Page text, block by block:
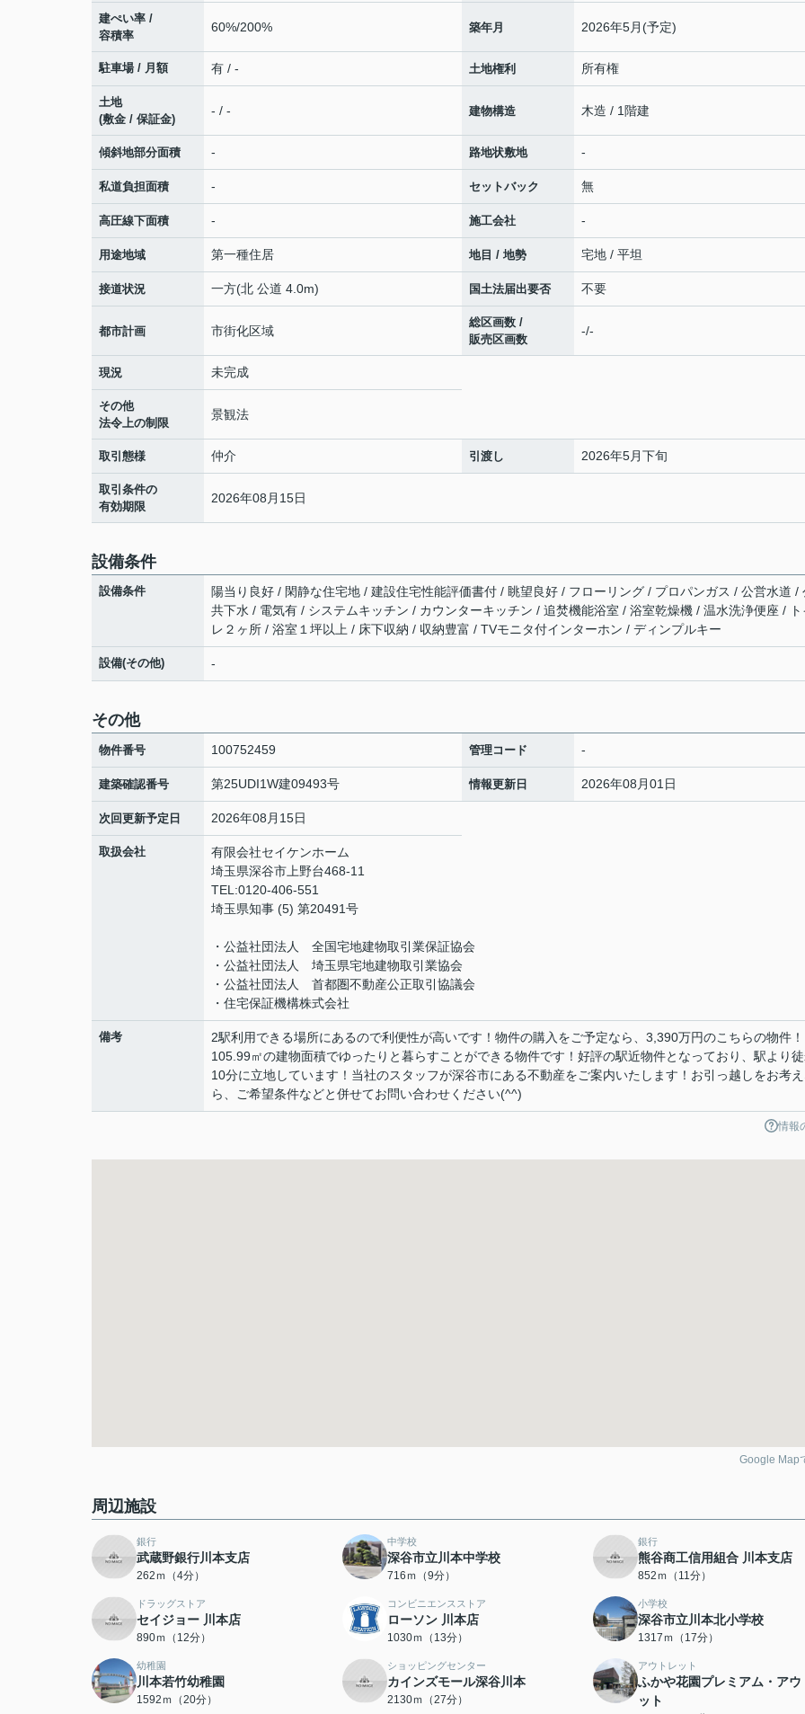
建ぺい率 /
容積率
60%/200% 築年月 2026年5月(予定)
駐車場 / 月額 有 / - 土地権利 所有権
土地
(敷金 / 保証金)
- / - 建物構造 木造 / 1階建
傾斜地部分面積 - 路地状敷地 -
私道負担面積 - セットバック 無
高圧線下面積 - 施工会社 -
用途地域 第一種住居 地目 / 地勢 宅地 / 平坦
接道状況 一方(北 公道 4.0m) 国土法届出要否 不要
都市計画 市街化区域
総区画数 /
販売区画数
-/-
現況 未完成
その他
法令上の制限
景観法
取引態様 仲介 引渡し 2026年5月下旬
取引条件の
有効期限
2026年08月15日
設備条件
設備条件
陽当り良好 / 閑静な住宅地 / 建設住宅性能評価書付 / 眺望良好 / フローリング / プロパンガス / 公営水道 /
共下水 / 電気有 / システムキッチン / カウンターキッチン / 追焚機能浴室 / 浴室乾燥機 / 温水洗浄便座 / ト
レ２ヶ所 / 浴室１坪以上 / 床下収納 / 収納豊富 / TVモニタ付インターホン / ディンプルキー
設備(その他) -
その他
物件番号 100752459 管理コード -
建築確認番号 第25UDI1W建09493号 情報更新日 2026年08月01日
次回更新予定日 2026年08月15日
取扱会社
有限会社セイケンホーム
埼玉県深谷市上野台468-11
TEL:0120-406-551
埼玉県知事 (5) 第20491号
・公益社団法人 全国宅地建物取引業保証協会
・公益社団法人 埼玉県宅地建物取引業協会
・公益社団法人 首都圏不動産公正取引協議会
・住宅保証機構株式会社
備考
2駅利用できる場所にあるので利便性が高いです！物件の購入をご予定なら、3,390万円のこちらの物件！
105.99㎡の建物面積でゆったりと暮らすことができる物件です！好評の駅近物件となっており、駅より
10分に立地しています！当社のスタッフが深谷市にある不動産をご案内いたします！お引っ越しをお考
ら、ご希望条件などと併せてお問い合わせください(^^)
情報
Google Map
周辺施設
銀行
武蔵野銀行川本支店
262ｍ（4分）
中学校
深谷市立川本中学校
716ｍ（9分）
銀行
熊谷商工信用組合 川本支店
852ｍ（11分）
ドラッグストア
セイジョー 川本店
890ｍ（12分）
コンビニエンスストア
ローソン 川本店
1030ｍ（13分）
小学校
深谷市立川本北小学校
1317ｍ（17分）
幼稚園
川本若竹幼稚園
1592ｍ（20分）
ショッピングセンター
カインズモール深谷川本
2130ｍ（27分）
アウトレット
ふかや花園プレミアム・アウ
ット